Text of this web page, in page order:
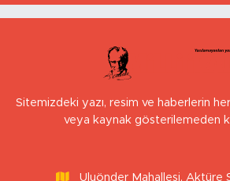
Sitemizdeki yazı, resim ve haberlerin her
veya kaynak gösterilemeden
Uluönder Mahallesi, Aktüre